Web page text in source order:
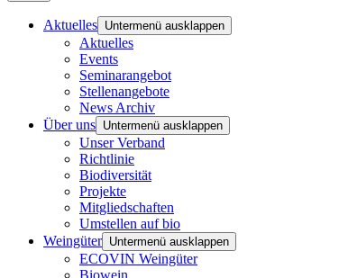
Aktuelles Untermenü ausklappen
Aktuelles
Events
Seminarangebot
Stellenangebote
News Archiv
Über uns Untermenü ausklappen
Unser Verband
Richtlinie
Biodiversität
Projekte
Mitgliedschaften
Umstellen auf bio
Weingüter Untermenü ausklappen
ECOVIN Weingüter
Biowein